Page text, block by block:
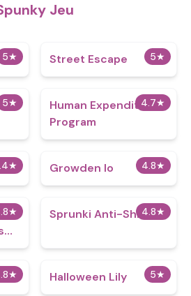
Jeu
5★ 5★
Street Escape
5★ 4.7★
Human Expenditure
Program
★ 4.8★
Growden Io
★ 4.8★
Sprunki Anti-Shifted
★ 5★
Halloween Lily